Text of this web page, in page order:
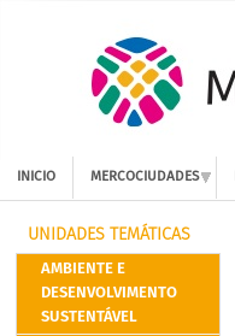
INICIO MERCOCIUDADES
UNIDADES TEMÁTICAS
AMBIENTE E
DESENVOLVIMENTO
SUSTENTÁVEL